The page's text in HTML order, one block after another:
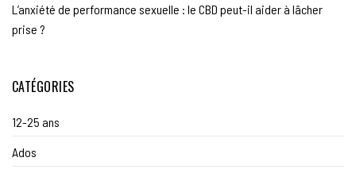
L’anxiété de performance sexuelle : le CBD peut-il aider à lâcher
prise ?
CATÉGORIES
12-25 ans
Ados